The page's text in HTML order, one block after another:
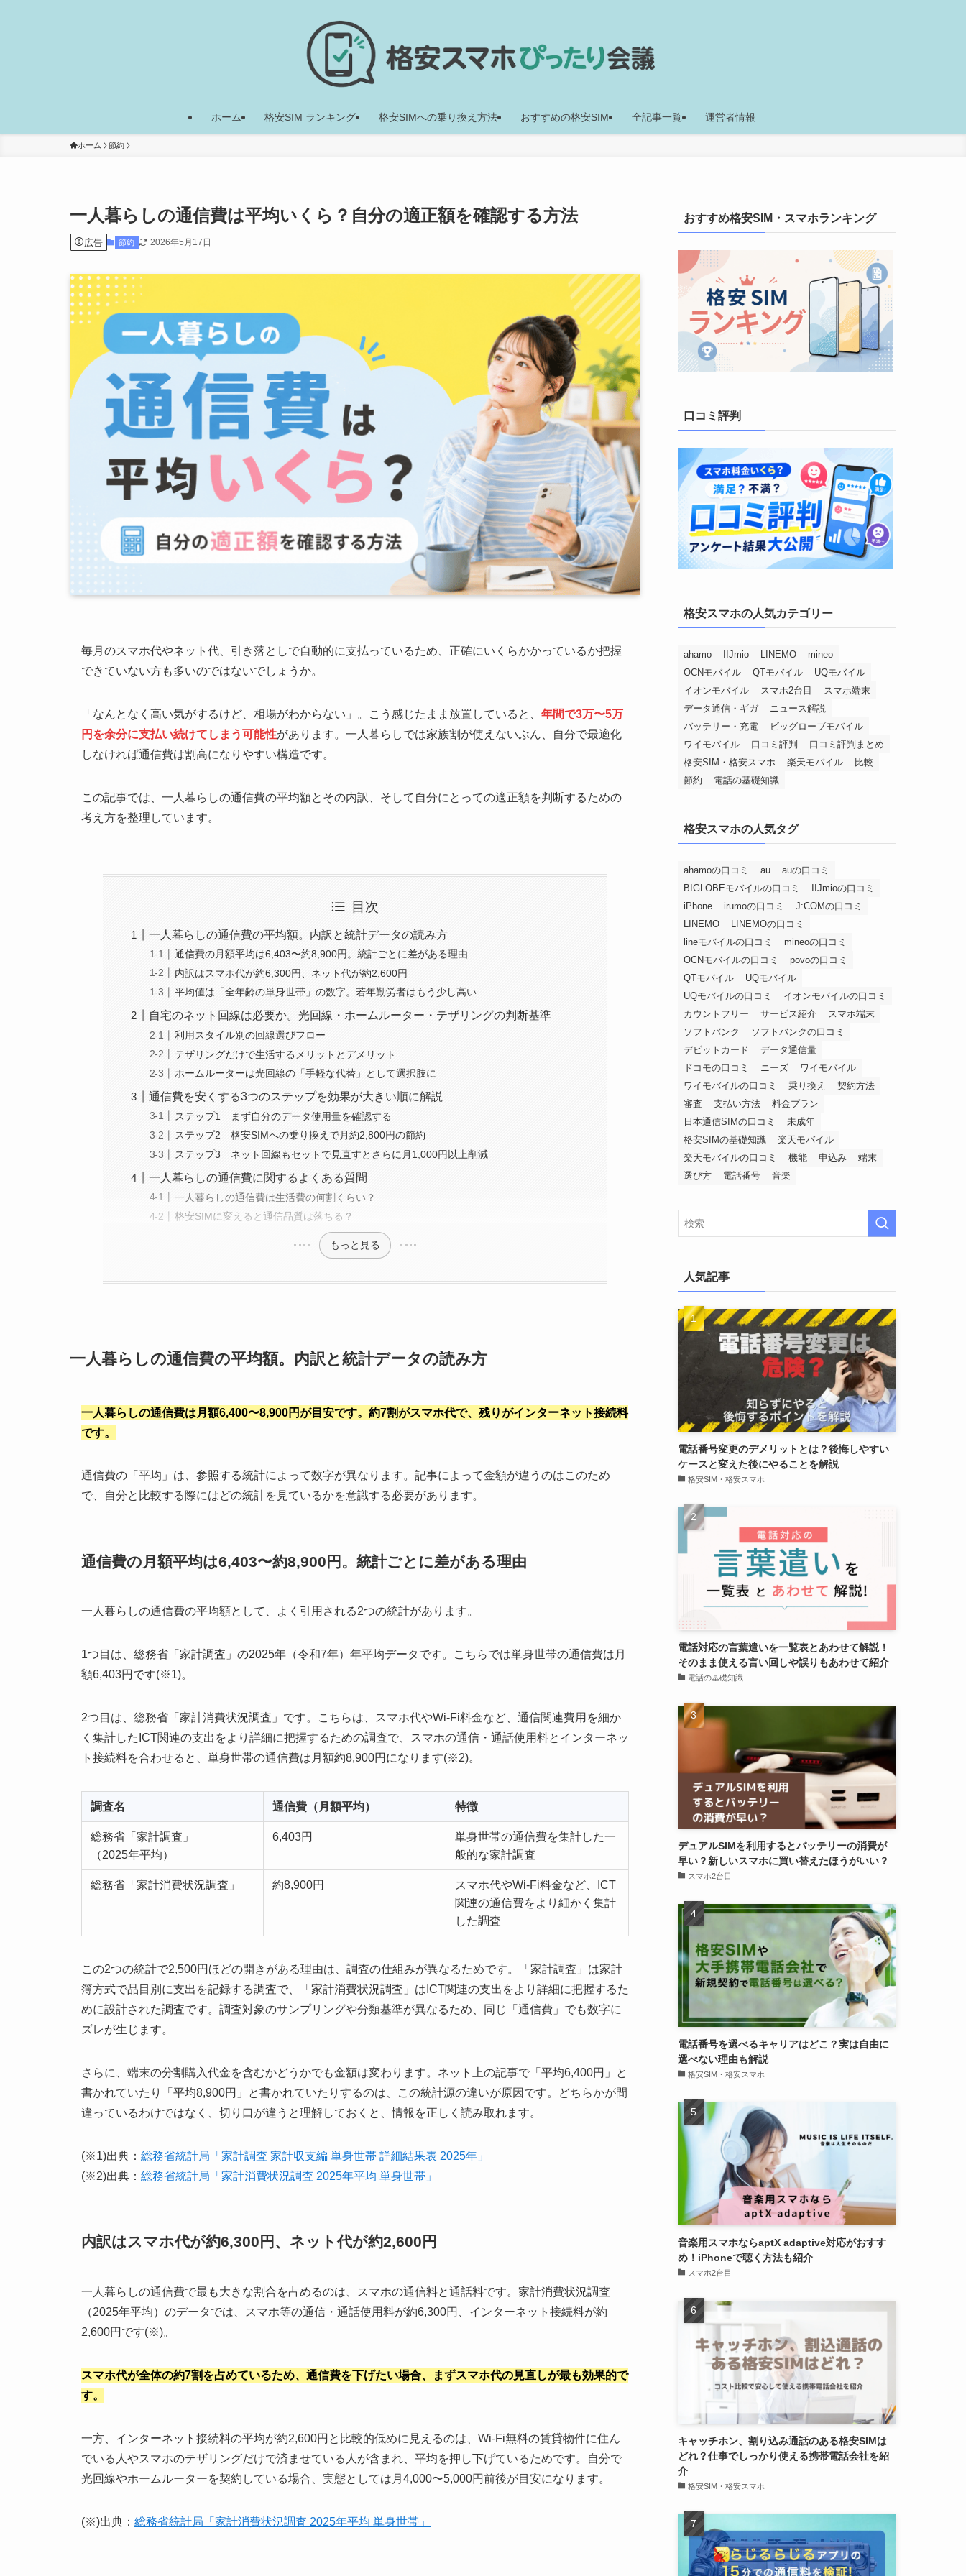
ホーム 格安SIM ランキング 格安SIMへの乗り換え方法 おすすめの格安SIM 全記事一覧 運営者情報
ホーム 節約
一人暮らしの通信費は平均いくら？自分の適正額を確認する方法
広告 節約 2026年5月17日
毎月のスマホ代やネット代、引き落としで自動的に支払っているため、正確にいくらかかっているか把握
できていない方も多いのではないでしょうか。
「なんとなく高い気がするけど、相場がわからない」。こう感じたまま放置していると、 年間で3万〜5万
円を余分に支払い続けてしまう可能性があります。一人暮らしでは家族割が使えないぶん、自分で最適化
しなければ通信費は割高になりやすい構造です。
この記事では、一人暮らしの通信費の平均額とその内訳、そして自分にとっての適正額を判断するための
考え方を整理しています。
目次
一人暮らしの通信費の平均額。内訳と統計データの読み方
通信費の月額平均は6,403〜約8,900円。統計ごとに差がある理由
内訳はスマホ代が約6,300円、ネット代が約2,600円
平均値は「全年齢の単身世帯」の数字。若年勤労者はもう少し高い
自宅のネット回線は必要か。光回線・ホームルーター・テザリングの判断基準
利用スタイル別の回線選びフロー
テザリングだけで生活するメリットとデメリット
ホームルーターは光回線の「手軽な代替」として選択肢に
通信費を安くする3つのステップを効果が大きい順に解説
ステップ1 まず自分のデータ使用量を確認する
ステップ2 格安SIMへの乗り換えで月約2,800円の節約
ステップ3 ネット回線もセットで見直すとさらに月1,000円以上削減
一人暮らしの通信費に関するよくある質問
一人暮らしの通信費は生活費の何割くらい？
格安SIMに変えると通信品質は落ちる？
もっと見る
一人暮らしの通信費の平均額。内訳と統計データの読み方
一人暮らしの通信費は月額6,400〜8,900円が目安です。約7割がスマホ代で、残りがインターネット接続料
です。
通信費の「平均」は、参照する統計によって数字が異なります。記事によって金額が違うのはこのため
で、自分と比較する際にはどの統計を見ているかを意識する必要があります。
通信費の月額平均は6,403〜約8,900円。統計ごとに差がある理由
一人暮らしの通信費の平均額として、よく引用される2つの統計があります。
1つ目は、総務省「家計調査」の2025年（令和7年）年平均データです。こちらでは単身世帯の通信費は月
額6,403円です(※1)。
2つ目は、総務省「家計消費状況調査」です。こちらは、スマホ代やWi-Fi料金など、通信関連費用を細か
く集計したICT関連の支出をより詳細に把握するための調査で、スマホの通信・通話使用料とインターネッ
ト接続料を合わせると、単身世帯の通信費は月額約8,900円になります(※2)。
調査名 通信費（月額平均） 特徴
総務省「家計調査」
（2025年平均）
6,403円
単身世帯の通信費を集計した一
般的な家計調査
総務省「家計消費状況調査」 約8,900円
スマホ代やWi-Fi料金など、ICT
関連の通信費をより細かく集計
した調査
この2つの統計で2,500円ほどの開きがある理由は、調査の仕組みが異なるためです。「家計調査」は家計
簿方式で品目別に支出を記録する調査で、「家計消費状況調査」はICT関連の支出をより詳細に把握するた
めに設計された調査です。調査対象のサンプリングや分類基準が異なるため、同じ「通信費」でも数字に
ズレが生じます。
さらに、端末の分割購入代金を含むかどうかでも金額は変わります。ネット上の記事で「平均6,400円」と
書かれていたり「平均8,900円」と書かれていたりするのは、この統計源の違いが原因です。どちらかが間
違っているわけではなく、切り口が違うと理解しておくと、情報を正しく読み取れます。
(※1)出典： 総務省統計局「家計調査 家計収支編 単身世帯 詳細結果表 2025年」
(※2)出典： 総務省統計局「家計消費状況調査 2025年平均 単身世帯」
内訳はスマホ代が約6,300円、ネット代が約2,600円
一人暮らしの通信費で最も大きな割合を占めるのは、スマホの通信料と通話料です。家計消費状況調査
（2025年平均）のデータでは、スマホ等の通信・通話使用料が約6,300円、インターネット接続料が約
2,600円です(※)。
スマホ代が全体の約7割を占めているため、通信費を下げたい場合、まずスマホ代の見直しが最も効果的で
す。
一方、インターネット接続料の平均が約2,600円と比較的低めに見えるのは、Wi-Fi無料の賃貸物件に住ん
でいる人やスマホのテザリングだけで済ませている人が含まれ、平均を押し下げているためです。自分で
光回線やホームルーターを契約している場合、実態としては月4,000〜5,000円前後が目安になります。
(※)出典： 総務省統計局「家計消費状況調査 2025年平均 単身世帯」
おすすめ格安SIM・スマホランキング
口コミ評判
格安スマホの人気カテゴリー
ahamo IIJmio LINEMO
mineo
OCNモバイル
QTモバイル
UQモバイル
イオンモバイル
スマホ2台目
スマホ端末
データ通信・ギガ
ニュース解説
バッテリー・充電
ビッグローブモバイル
ワイモバイル
口コミ評判
口コミ評判まとめ
格安SIM・格安スマホ
楽天モバイル
比較
節約
電話の基礎知識
格安スマホの人気タグ
ahamoの口コミ au
auの口コミ
BIGLOBEモバイルの口コミ
IIJmioの口コミ
iPhone
irumoの口コミ
J:COMの口コミ
LINEMO
LINEMOの口コミ
lineモバイルの口コミ
mineoの口コミ
OCNモバイルの口コミ
povoの口コミ
QTモバイル
UQモバイル
UQモバイルの口コミ
イオンモバイルの口コミ
カウントフリー
サービス紹介
スマホ端末
ソフトバンク
ソフトバンクの口コミ
デビットカード
データ通信量
ドコモの口コミ
ニーズ
ワイモバイル
ワイモバイルの口コミ
乗り換え
契約方法
審査
支払い方法
料金プラン
日本通信SIMの口コミ
未成年
格安SIMの基礎知識
楽天モバイル
楽天モバイルの口コミ
機能 申込み
端末
選び方
電話番号 音楽
人気記事
電話番号変更のデメリットとは？後悔しやすい
ケースと変えた後にやることを解説
格安SIM・格安スマホ
電話対応の言葉遣いを一覧表とあわせて解説！
そのまま使える言い回しや誤りもあわせて紹介
電話の基礎知識
デュアルSIMを利用するとバッテリーの消費が
早い？新しいスマホに買い替えたほうがいい？
スマホ2台目
電話番号を選べるキャリアはどこ？実は自由に
選べない理由も解説
格安SIM・格安スマホ
音楽用スマホならaptX adaptive対応がおすす
め！iPhoneで聴く方法も紹介
スマホ2台目
キャッチホン、割り込み通話のある格安SIMは
どれ？仕事でしっかり使える携帯電話会社を紹
介
格安SIM・格安スマホ